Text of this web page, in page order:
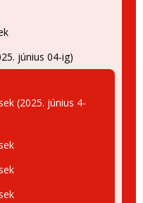
június 04-ig)
(2025. június 4-